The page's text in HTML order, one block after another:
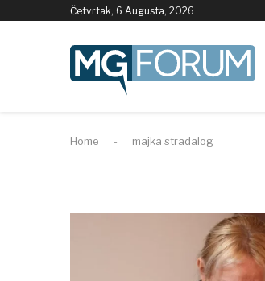
Četvrtak, 6 Augusta, 2026
Home - majka stradalog